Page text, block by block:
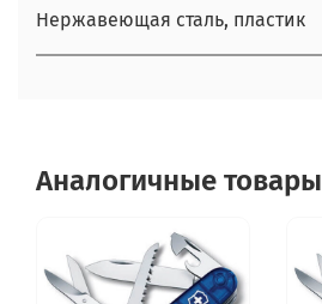
Нержавеющая сталь, пластик
Аналогичные товары